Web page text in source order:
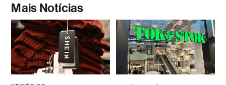
Mais Notícias